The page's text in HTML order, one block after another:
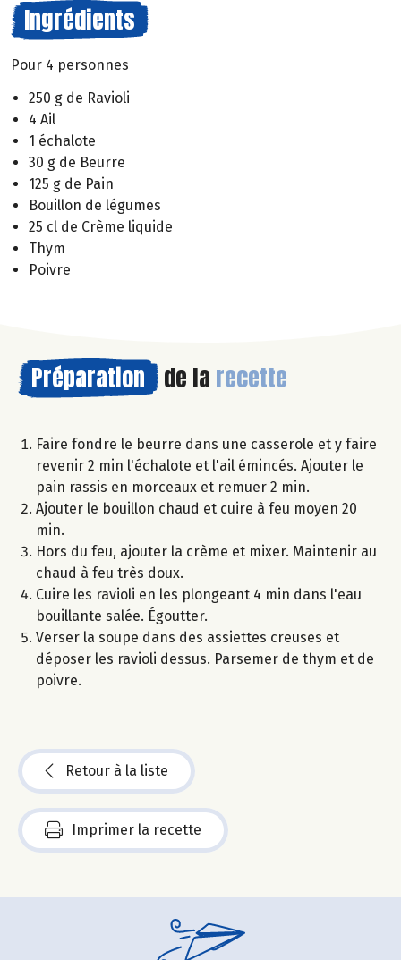
Ingrédients
Pour 4 personnes
250 g de Ravioli
4 Ail
1 échalote
30 g de Beurre
125 g de Pain
Bouillon de légumes
25 cl de Crème liquide
Thym
Poivre
Préparation de la recette
Faire fondre le beurre dans une casserole et y faire
revenir 2 min l'échalote et l'ail émincés. Ajouter le
pain rassis en morceaux et remuer 2 min.
Ajouter le bouillon chaud et cuire à feu moyen 20
min.
Hors du feu, ajouter la crème et mixer. Maintenir au
chaud à feu très doux.
Cuire les ravioli en les plongeant 4 min dans l'eau
bouillante salée. Égoutter.
Verser la soupe dans des assiettes creuses et
déposer les ravioli dessus. Parsemer de thym et de
poivre.
Retour à la liste
Imprimer la recette